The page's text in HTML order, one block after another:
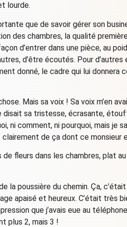
lourde.
que de savoir gérer son
des chambres, la qualité
d’entrer dans une pièce, au
d’être écoutés. Pour
donné, le cadre qui lui donnera
Mais sa voix ! Sa voix m’en
sa tristesse, écrasante,
ni comment, ni pourquoi, mais je
de ça dont ce monsieur
fleurs dans les chambres, plat
la poussière du chemin. Ça, c’était
apaisé et heureux. C’était très
que j’avais eue au
plus 2, mais 3 !